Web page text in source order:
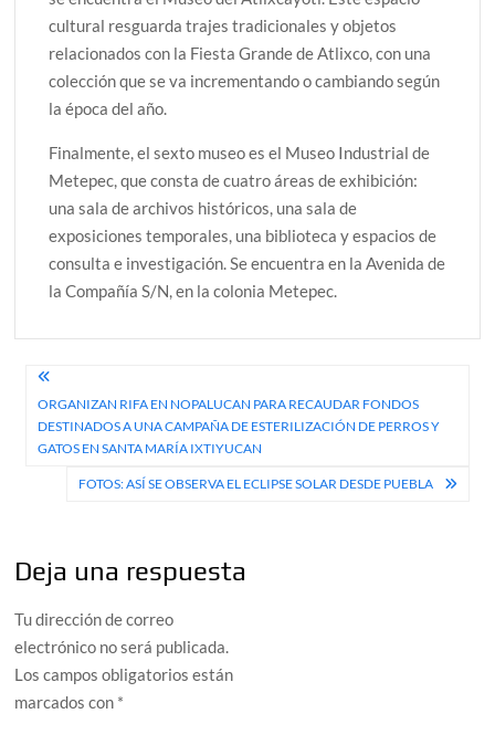
cultural resguarda trajes tradicionales y objetos
relacionados con la Fiesta Grande de Atlixco, con una
colección que se va incrementando o cambiando según
la época del año.
Finalmente, el sexto museo es el Museo Industrial de
Metepec, que consta de cuatro áreas de exhibición:
una sala de archivos históricos, una sala de
exposiciones temporales, una biblioteca y espacios de
consulta e investigación. Se encuentra en la Avenida de
la Compañía S/N, en la colonia Metepec.
Navegación
de
entradas
ORGANIZAN RIFA EN NOPALUCAN PARA RECAUDAR FONDOS
DESTINADOS A UNA CAMPAÑA DE ESTERILIZACIÓN DE PERROS Y
GATOS EN SANTA MARÍA IXTIYUCAN
FOTOS: ASÍ SE OBSERVA EL ECLIPSE SOLAR DESDE PUEBLA
Deja una respuesta
Tu dirección de correo
electrónico no será publicada.
Los campos obligatorios están
marcados con *